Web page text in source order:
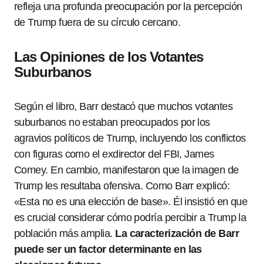
refleja una profunda preocupación por la percepción
de Trump fuera de su círculo cercano.
Las Opiniones de los Votantes
Suburbanos
Según el libro, Barr destacó que muchos votantes
suburbanos no estaban preocupados por los
agravios políticos de Trump, incluyendo los conflictos
con figuras como el exdirector del FBI, James
Comey. En cambio, manifestaron que la imagen de
Trump les resultaba ofensiva. Como Barr explicó:
«Esta no es una elección de base». Él insistió en que
es crucial considerar cómo podría percibir a Trump la
población más amplia. La caracterización de Barr
puede ser un factor determinante en las